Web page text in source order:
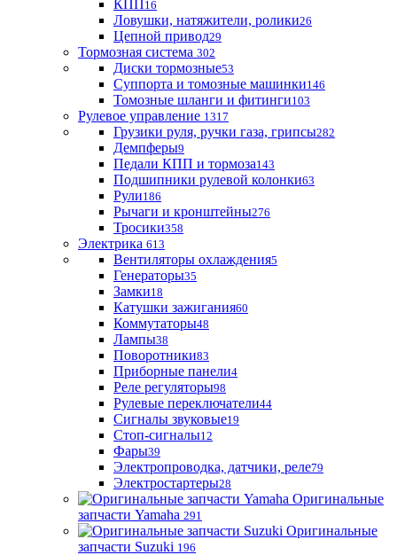
КПП16
Ловушки, натяжители, ролики26
Цепной привод29
Тормозная система 302
Диски тормозные53
Суппорта и томозные машинки146
Томозные шланги и фитинги103
Рулевое управление 1317
Грузики руля, ручки газа, грипсы282
Демпферы9
Педали КПП и тормоза143
Подшипники рулевой колонки63
Рули186
Рычаги и кронштейны276
Тросики358
Электрика 613
Вентиляторы охлаждения5
Генераторы35
Замки18
Катушки зажигания60
Коммутаторы48
Лампы38
Поворотники83
Приборные панели4
Реле регуляторы98
Рулевые переключатели44
Сигналы звуковые19
Стоп-сигналы12
Фары39
Электропроводка, датчики, реле79
Электростартеры28
Оригинальные
запчасти Yamaha 291
Оригинальные
запчасти Suzuki 196